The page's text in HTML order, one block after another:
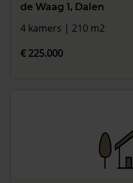
de Waag 1, Dalen
4 kamers | 210 m2
€ 225.000